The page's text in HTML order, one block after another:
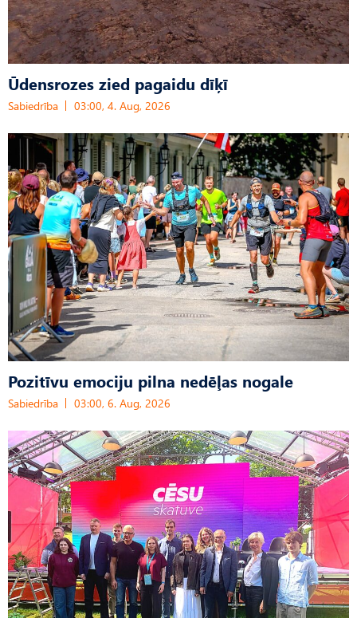
Ūdensrozes zied pagaidu dīķī
Sabiedrība 03:00, 4. Aug, 2026
Pozitīvu emociju pilna nedēļas nogale
Sabiedrība 03:00, 6. Aug, 2026